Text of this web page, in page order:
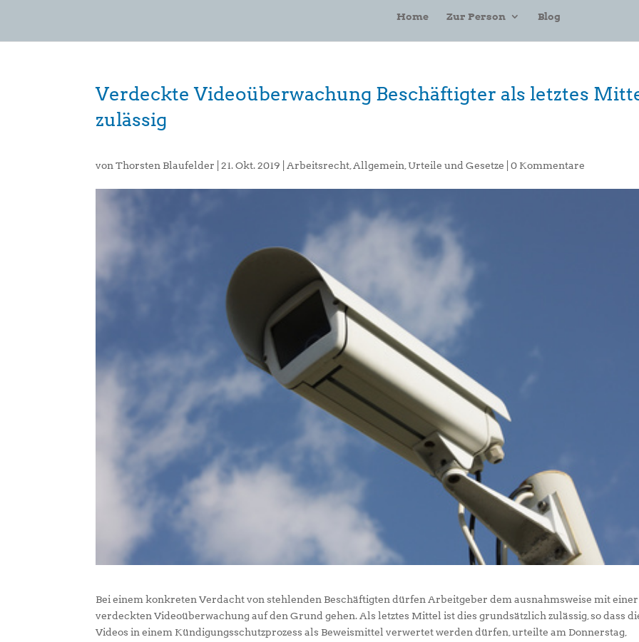
Home Zur Person Blog
Verdeckte Videoüberwachung Beschäftigter als letztes
zulässig
vonThorsten Blaufelder |21. Okt. 2019 Arbeitsrecht Allgemein ,Urteile und Gesetze |0 Kommentare
Bei einem konkreten Verdacht von stehlenden Beschäftigten dürfen Arbeitgeber dem ausnahmsweise mit einer
verdeckten Videoüberwachung auf den Grund gehen. Als letztes Mittel ist dies grundsätzlich zulässig, so dass
Videos in einem Kündigungsschutzprozess als Beweismittel verwertet werden dürfen, urteilte am Donnerstag,